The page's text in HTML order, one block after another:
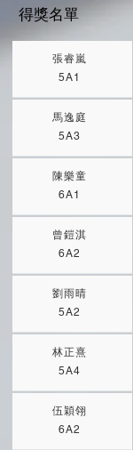
得獎名單
張睿嵐
5A1
馬逸庭
5A3
陳樂童
6A1
曾鎧淇
6A2
劉雨晴
5A2
林正熹
5A4
伍穎翎
6A2